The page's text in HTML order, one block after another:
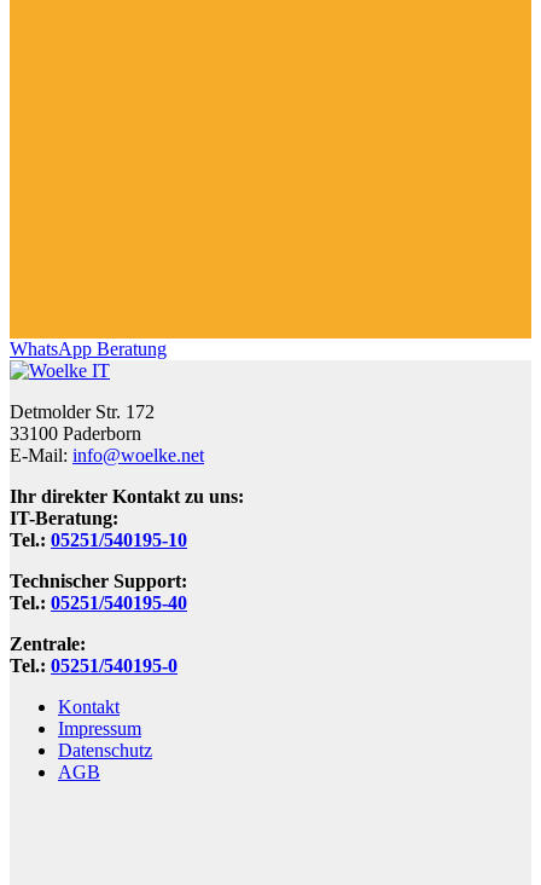
WhatsApp Beratung
Detmolder Str. 172
33100 Paderborn
E-Mail: info@woelke.net
Ihr direkter Kontakt zu uns:
IT-Beratung:
Tel.: 05251/540195-10
Technischer Support:
Tel.: 05251/540195-40
Zentrale:
Tel.: 05251/540195-0
Kontakt
Impressum
Datenschutz
AGB